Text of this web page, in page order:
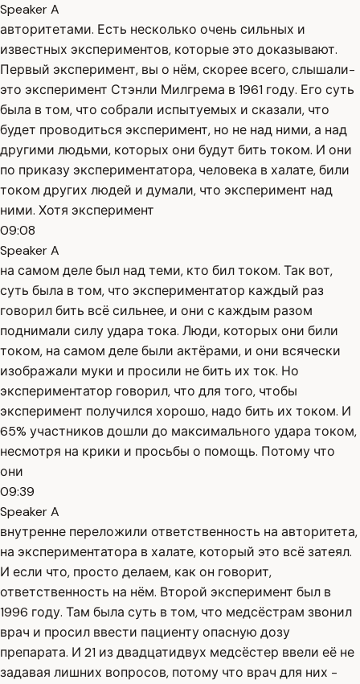
Speaker A
авторитетами. Есть несколько очень сильных и
известных экспериментов, которые это доказывают.
Первый эксперимент, вы о нём, скорее всего, слышали-
это эксперимент Стэнли Милгрема в 1961 году. Его суть
была в том, что собрали испытуемых и сказали, что
будет проводиться эксперимент, но не над ними, а над
другими людьми, которых они будут бить током. И они
по приказу экспериментатора, человека в халате, били
током других людей и думали, что эксперимент над
ними. Хотя эксперимент
09:08
Speaker A
на самом деле был над теми, кто бил током. Так вот,
суть была в том, что экспериментатор каждый раз
говорил бить всё сильнее, и они с каждым разом
поднимали силу удара тока. Люди, которых они били
током, на самом деле были актёрами, и они всячески
изображали муки и просили не бить их ток. Но
экспериментатор говорил, что для того, чтобы
эксперимент получился хорошо, надо бить их током. И
65% участников дошли до максимального удара током,
несмотря на крики и просьбы о помощь. Потому что
они
09:39
Speaker A
внутренне переложили ответственность на авторитета,
на экспериментатора в халате, который это всё затеял.
И если что, просто делаем, как он говорит,
ответственность на нём. Второй эксперимент был в
1996 году. Там была суть в том, что медсёстрам звонил
врач и просил ввести пациенту опасную дозу
препарата. И 21 из двадцатидвух медсёстер ввели её не
задавая лишних вопросов, потому что врач для них -